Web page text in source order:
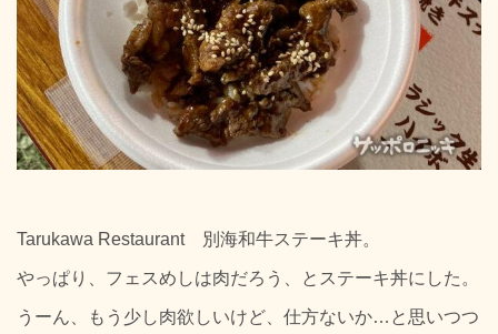
Tarukawa Restaurant 別海和牛ステーキ丼。
やっぱり、フェスめしは肉だろう、とステーキ丼にした。
うーん、もう少し肉欲しいけど、仕方ないか…と思いつつ